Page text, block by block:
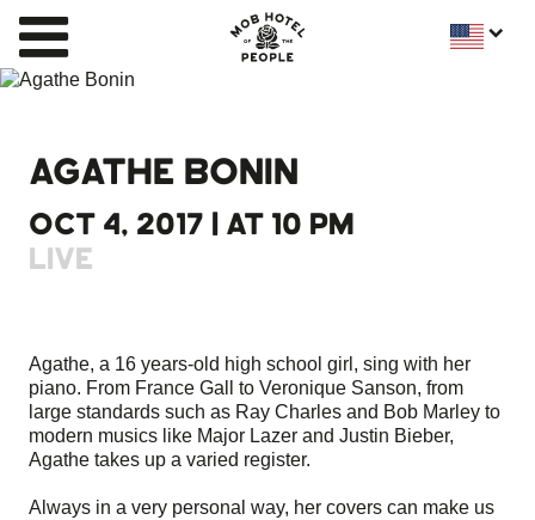
AGATHE BONIN
OCT 4, 2017 | AT 10 PM
LIVE
Agathe, a 16 years-old high school girl, sing with her
piano. From France Gall to Veronique Sanson, from
large standards such as Ray Charles and Bob Marley to
modern musics like Major Lazer and Justin Bieber,
Agathe takes up a varied register.
Always in a very personal way, her covers can make us